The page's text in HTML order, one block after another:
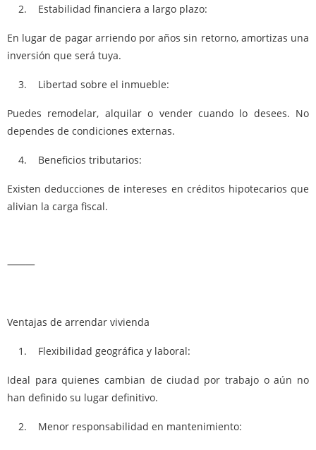
2. Estabilidad financiera a largo plazo:
En lugar de pagar arriendo por años sin retorno, amortizas una
inversión que será tuya.
3. Libertad sobre el inmueble:
Puedes remodelar, alquilar o vender cuando lo desees. No
dependes de condiciones externas.
4. Beneficios tributarios:
Existen deducciones de intereses en créditos hipotecarios que
alivian la carga fiscal.
⸻
Ventajas de arrendar vivienda
1. Flexibilidad geográfica y laboral:
Ideal para quienes cambian de ciudad por trabajo o aún no
han definido su lugar definitivo.
2. Menor responsabilidad en mantenimiento: